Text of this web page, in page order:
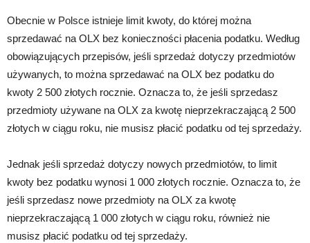
Obecnie w Polsce istnieje limit kwoty, do której można
sprzedawać na OLX bez konieczności płacenia podatku. Według
obowiązujących przepisów, jeśli sprzedaż dotyczy przedmiotów
używanych, to można sprzedawać na OLX bez podatku do
kwoty 2 500 złotych rocznie. Oznacza to, że jeśli sprzedasz
przedmioty używane na OLX za kwotę nieprzekraczającą 2 500
złotych w ciągu roku, nie musisz płacić podatku od tej sprzedaży.
Jednak jeśli sprzedaż dotyczy nowych przedmiotów, to limit
kwoty bez podatku wynosi 1 000 złotych rocznie. Oznacza to, że
jeśli sprzedasz nowe przedmioty na OLX za kwotę
nieprzekraczającą 1 000 złotych w ciągu roku, również nie
musisz płacić podatku od tej sprzedaży.